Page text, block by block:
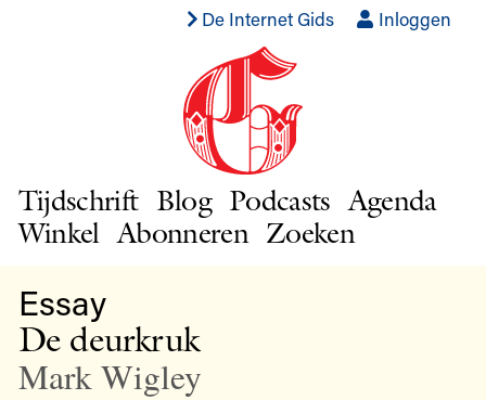
De Internet Gids Inloggen
Tijdschrift Blog Podcasts Agenda
Winkel Abonneren Zoeken
Essay
De deurkruk
Mark Wigley